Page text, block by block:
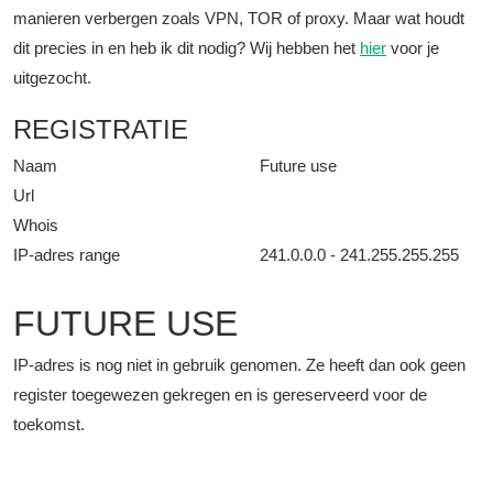
manieren verbergen zoals VPN, TOR of proxy. Maar wat houdt
dit precies in en heb ik dit nodig? Wij hebben het hier voor je
uitgezocht.
REGISTRATIE
Naam
Future use
Url
Whois
IP-adres range
241.0.0.0 - 241.255.255.255
FUTURE USE
IP-adres is nog niet in gebruik genomen. Ze heeft dan ook geen
register toegewezen gekregen en is gereserveerd voor de
toekomst.